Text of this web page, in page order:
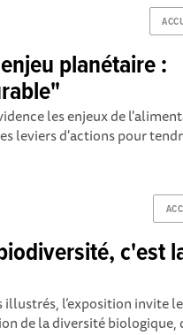
planétaire :
les enjeux de
leviers d'actions pour
c'est
illustrés, l’exposition invite
de la diversité biologique,